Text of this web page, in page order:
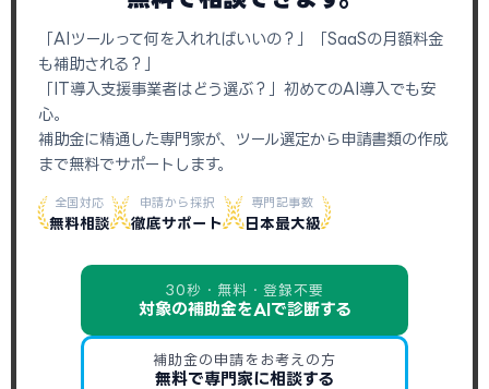
「AIツールって何を入れればいいの？」「SaaSの月額料金
も補助される？」
「IT導入支援事業者はどう選ぶ？」初めてのAI導入でも安
心。
補助金に精通した専門家が、ツール選定から申請書類の作成
まで無料でサポートします。
全国対応
無料相談
申請から採択
徹底サポート
専門記事数
日本最大級
30秒・無料・登録不要
対象の補助金をAIで診断する
補助金の申請をお考えの方
無料で専門家に相談する